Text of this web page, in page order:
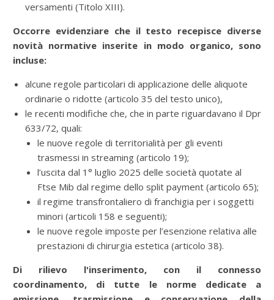
versamenti (Titolo XIII).
Occorre evidenziare che il testo recepisce diverse
novità normative inserite in modo organico, sono
incluse:
alcune regole particolari di applicazione delle aliquote
ordinarie o ridotte (articolo 35 del testo unico),
le recenti modifiche che, che in parte riguardavano il Dpr
633/72, quali:
le nuove regole di territorialità per gli eventi
trasmessi in streaming (articolo 19);
l’uscita dal 1° luglio 2025 delle società quotate al
Ftse Mib dal regime dello split payment (articolo 65);
il regime transfrontaliero di franchigia per i soggetti
minori (articoli 158 e seguenti);
le nuove regole imposte per l’esenzione relativa alle
prestazioni di chirurgia estetica (articolo 38).
Di rilievo l'inserimento, con il connesso
coordinamento, di tutte le norme dedicate a